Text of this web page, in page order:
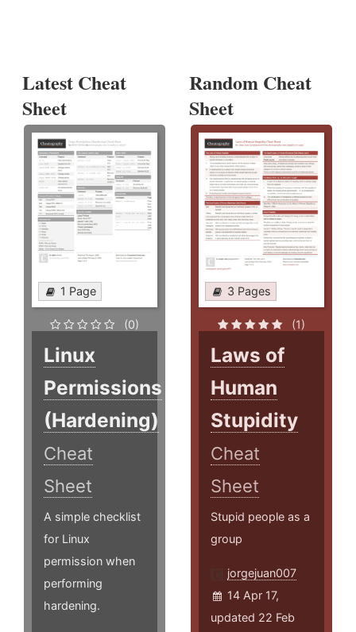
Latest Cheat
Sheet
1 Page
(0)
Linux
Permissions
(Hardening)
Cheat
Sheet
A simple checklist
for Linux
permission when
performing
hardening.
Random Cheat
Sheet
3 Pages
(1)
Laws of
Human
Stupidity
Cheat
Sheet
Stupid people as a
group
jorgejuan007
14 Apr 17,
updated 22 Feb